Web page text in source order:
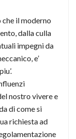
che il moderno
dalla culla
impegni da
e’
nostro vivere e
di come si
richiesta ad